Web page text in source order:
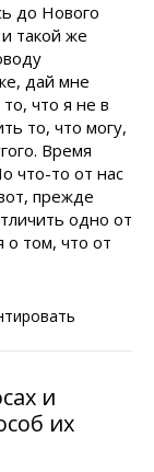
до Нового
такой же
дай мне
что я не в
то, что могу,
Время
что-то от нас
прежде
одно от
о том, что от
и
их